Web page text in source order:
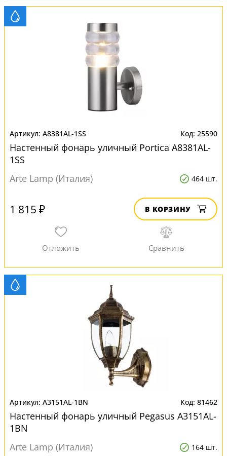
A8381AL-1SS 25590
Настенный фонарь уличный Portica A8381AL-
1SS
Arte Lamp (Италия)
464 шт.
1 815 ₽ В КОРЗИНУ
A3151AL-1BN 81462
Настенный фонарь уличный Pegasus A3151AL-
1BN
Arte Lamp (Италия)
164 шт.